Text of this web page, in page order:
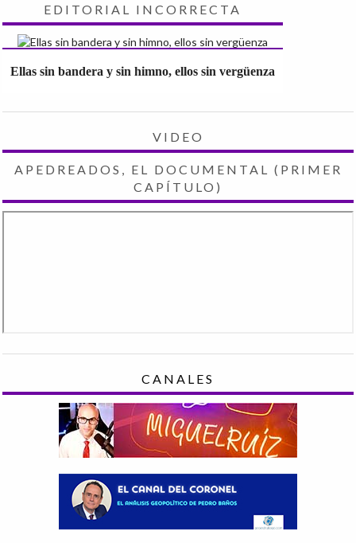
EDITORIAL INCORRECTA
Ellas sin bandera y sin himno, ellos sin vergüenza
VIDEO
APEDREADOS, EL DOCUMENTAL (PRIMER
CAPÍTULO)
CANALES